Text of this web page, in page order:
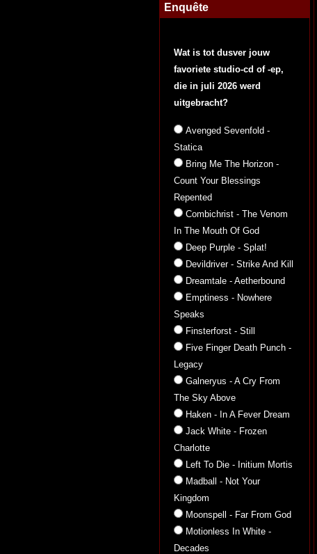
Enquête
Wat is tot dusver jouw
favoriete studio-cd of -ep,
die in juli 2026 werd
uitgebracht?
Avenged Sevenfold -
Statica
Bring Me The Horizon -
Count Your Blessings
Repented
Combichrist - The Venom
In The Mouth Of God
Deep Purple - Splat!
Devildriver - Strike And Kill
Dreamtale - Aetherbound
Emptiness - Nowhere
Speaks
Finsterforst - Still
Five Finger Death Punch -
Legacy
Galneryus - A Cry From
The Sky Above
Haken - In A Fever Dream
Jack White - Frozen
Charlotte
Left To Die - Initium Mortis
Madball - Not Your
Kingdom
Moonspell - Far From God
Motionless In White -
Decades